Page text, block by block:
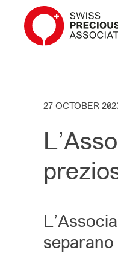
27 OCTOBER
separano